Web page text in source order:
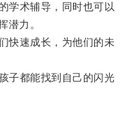
术辅导，同时也可以
潜力。
速成长，为他们的未
都能找到自己的闪光